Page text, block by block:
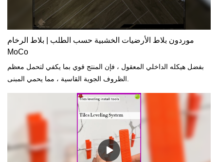
موردون بلاط الأرضيات الخشبية حسب الطلب | بلاط الرخام
MoCo
بفضل هيكله الداخلي المعقول ، فإن المنتج قوي بما يكفي لتحمل معظم
الظروف الجوية القاسية ، مما يحمي المبنى.